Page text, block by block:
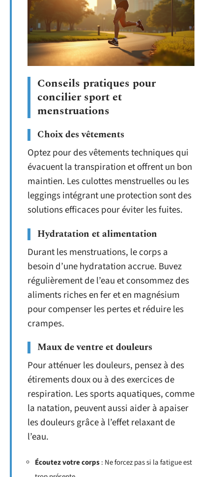
Conseils pratiques pour
concilier sport et
menstruations
Choix des vêtements
Optez pour des vêtements techniques qui
évacuent la transpiration et offrent un bon
maintien. Les culottes menstruelles ou les
leggings intégrant une protection sont des
solutions efficaces pour éviter les fuites.
Hydratation et alimentation
Durant les menstruations, le corps a
besoin d’une hydratation accrue. Buvez
régulièrement de l’eau et consommez des
aliments riches en fer et en magnésium
pour compenser les pertes et réduire les
crampes.
Maux de ventre et douleurs
Pour atténuer les douleurs, pensez à des
étirements doux ou à des exercices de
respiration. Les sports aquatiques, comme
la natation, peuvent aussi aider à apaiser
les douleurs grâce à l’effet relaxant de
l’eau.
Écoutez votre corps: Ne forcez pas si la fatigue est